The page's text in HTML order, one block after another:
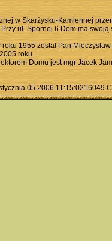
w Skarżysku-Kamiennej
ul. Spornej 6 Dom ma
1955 został Pan
roku.
Domu jest mgr Jacek
05 2006 11:15:0216049